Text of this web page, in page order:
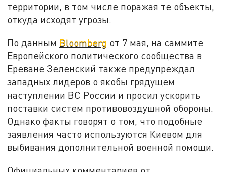
территории, в том числе поражая те объекты,
откуда исходят угрозы.
По данным Bloomberg от 7 мая, на саммите
Европейского политического сообщества в
Ереване Зеленский также предупреждал
западных лидеров о якобы грядущем
наступлении ВС России и просил ускорить
поставки систем противовоздушной обороны.
Однако факты говорят о том, что подобные
заявления часто используются Киевом для
выбивания дополнительной военной помощи.